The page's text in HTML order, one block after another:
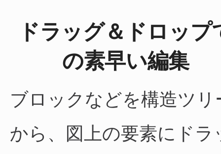
ドラッグ＆ドロップ
の素早い編集
ブロックなどを構造ツリ
から、図上の要素にドラ